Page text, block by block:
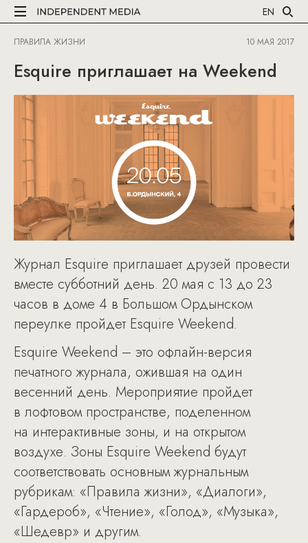
EN
ПРАВИЛА ЖИЗНИ 10 МАЯ 2017
Esquire приглашает на Weekend
Журнал Esquire приглашает друзей провести
вместе субботний день. 20 мая с 13 до 23
часов в доме 4 в Большом Ордынском
переулке пройдет Esquire Weekend.
Esquire Weekend – это офлайн-версия
печатного журнала, ожившая на один
весенний день. Мероприятие пройдет
в лофтовом пространстве, поделенном
на интерактивные зоны, и на открытом
воздухе. Зоны Esquire Weekend будут
соответствовать основным журнальным
рубрикам: «Правила жизни», «Диалоги»,
«Гардероб», «Чтение», «Голод», «Музыка»,
«Шедевр» и другим.